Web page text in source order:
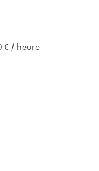
€ / heure